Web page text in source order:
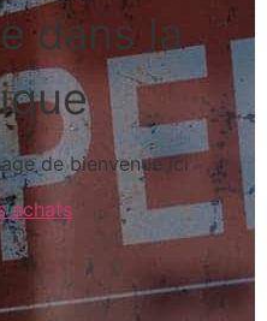
dans la
de bienvenue ici
achats